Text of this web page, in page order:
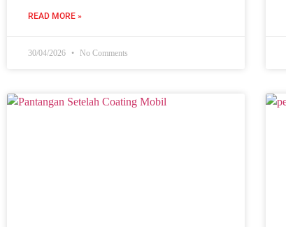
READ MORE »
30/04/2026 No Comments